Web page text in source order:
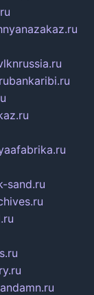
bankaribi.ru
sand.ru